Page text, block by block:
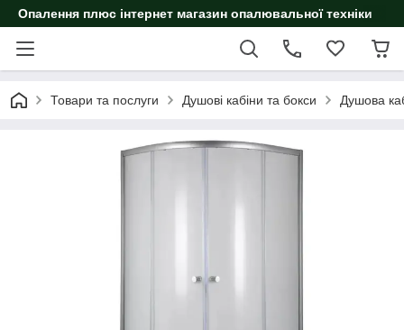
Опалення плюс інтернет магазин опалювальної техніки
Товари та послуги Душові кабіни та бокси Душова